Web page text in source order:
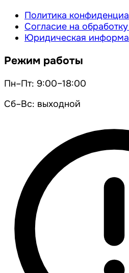
Политика
Согласие на
Юридическая
Режим работы
Пн–Пт: 9:00–18:00
Сб–Вс: выходной